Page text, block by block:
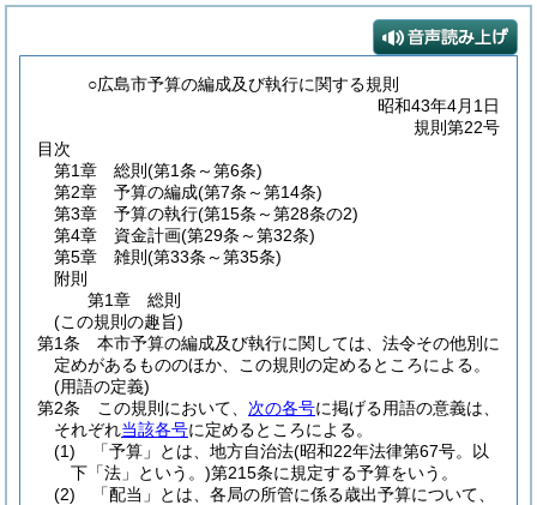
○広島市予算の編成及び執行に関する規則
昭和43年4月1日
規則第22号
目次
第1章
総則 (第1条～第6条)
第2章
予算の編成(第7条～第14条)
第3章
予算の執行(第15条～第28条の2)
第4章
資金計画(第29条～第32条)
第5章
雑則 (第33条～第35条)
附則
第1章
総則
(この規則の趣旨)
第1条
本市予算の編成及び執行に関しては、法令その他別に
定めがあるもののほか、この規則の定めるところによる。
(用語の定義)
第2条
この規則において、 次の各号に掲げる用語の意義は、
それぞれ当該各号に定めるところによる。
(1)
「予算」とは、地方自治法(昭和22年法律第67号。以
下「法」という。)第215条に規定する予算をいう。
(2)
「配当」とは、各局の所管に係る歳出予算について、